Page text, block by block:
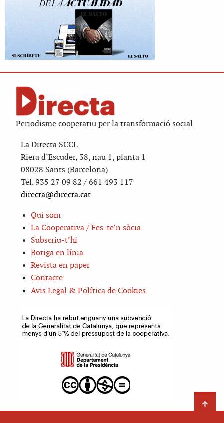
Periodisme cooperatiu per la transformació social
La Directa SCCL
Riera d’Escuder, 38, nau 1, planta 1
08028 Sants (Barcelona)
Tel. 935 27 09 82 / 661 493 117
directa@directa.cat
Qui som
La Cooperativa / Fes-te’n sòcia
Subscriu-t’hi
Botiga en línia
Revista en paper
Contacte
Avis Legal & Política de Cookies